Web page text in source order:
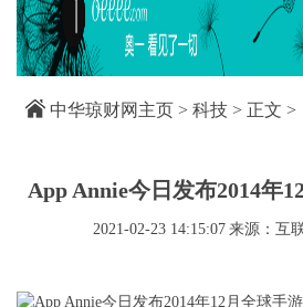
中华琼财网主页 > 科技 > 正文 >
App Annie今日发布2014年
2021-02-23 14:15:07 来源：互